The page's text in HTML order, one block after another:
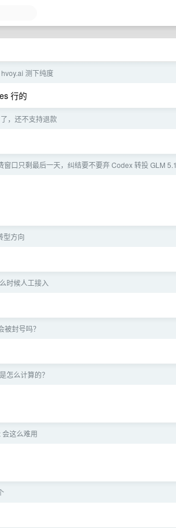
测下纯度
行的
，还不支持退款
窗口只剩最后一天，纠结要不要弃 Codex 转投 GLM 5.1
型方向
时候人工接入
被封号吗？
怎么计算的？
这么难用